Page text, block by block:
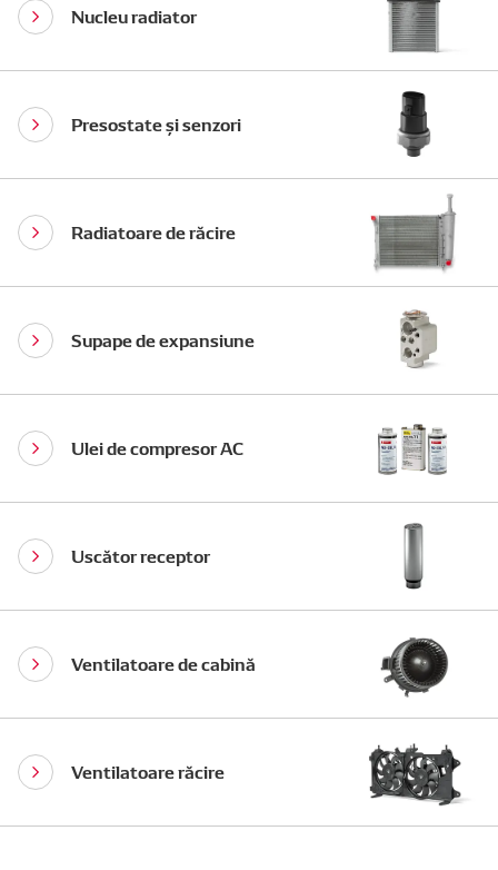
Nucleu radiator
Presostate și senzori
Radiatoare de răcire
Supape de expansiune
Ulei de compresor AC
Uscător receptor
Ventilatoare de cabină
Ventilatoare răcire